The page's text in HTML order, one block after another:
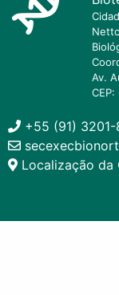
Av.
+55 (91)
Localização da